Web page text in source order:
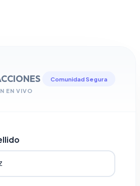
EN VIVO
Comunidad Segura